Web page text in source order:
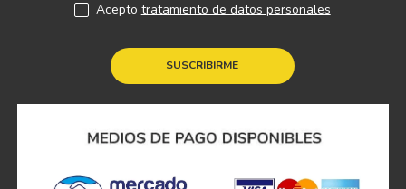
SUSCRIBIRME
Acepto tratamiento de datos personales